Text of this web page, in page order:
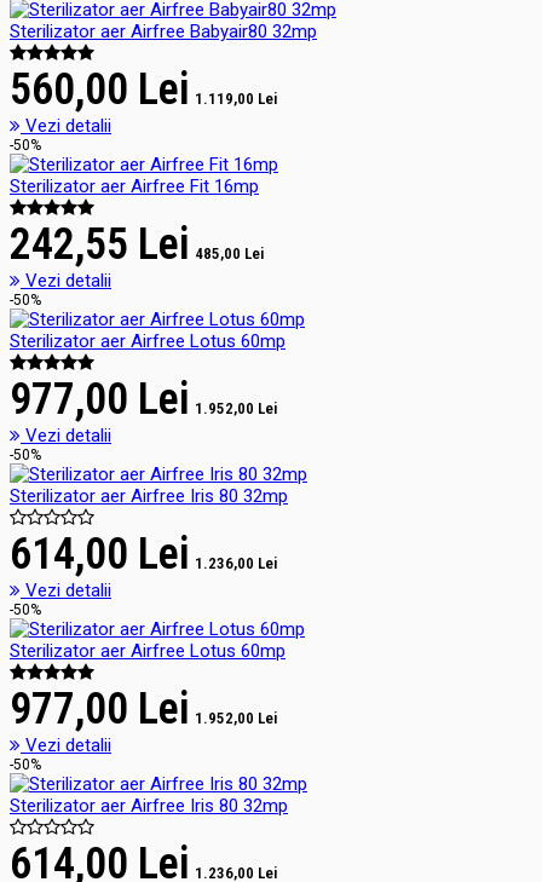
Sterilizator aer Airfree Babyair80 32mp
560,00 Lei 1.119,00 Lei
Vezi detalii
-50%
Sterilizator aer Airfree Fit 16mp
242,55 Lei 485,00 Lei
Vezi detalii
-50%
Sterilizator aer Airfree Lotus 60mp
977,00 Lei 1.952,00 Lei
Vezi detalii
-50%
Sterilizator aer Airfree Iris 80 32mp
614,00 Lei 1.236,00 Lei
Vezi detalii
-50%
Sterilizator aer Airfree Lotus 60mp
977,00 Lei 1.952,00 Lei
Vezi detalii
-50%
Sterilizator aer Airfree Iris 80 32mp
614,00 Lei 1.236,00 Lei